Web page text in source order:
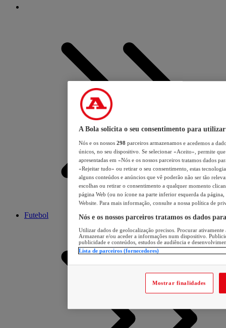
Futebol
A Bola solicita o seu consentimento para utilizar
Nós e os nossos 298 parceiros armazenamos e acedemos a
únicos, no seu dispositivo. Se selecionar «Aceito», permite
apresentadas em «Nós e os nossos parceiros tratamos dados
«Rejeitar tudo» ou retirar o seu consentimento, estas
alguns conteúdos e anúncios que vê poderão não ser tão
escolhas ou retirar o consentimento a qualquer momento
página Web (ou no ícone na parte inferior esquerda da página,
Website. Para mais informação, consulte a nossa política de
Nós e os nossos parceiros tratamos os dados
Utilizar dados de geolocalização precisos. Procurar
Armazenar e/ou aceder a informações num dispositivo.
publicidade e conteúdos, estudos de audiência e
Lista de parceiros (fornecedores)
Mostrar finalidades